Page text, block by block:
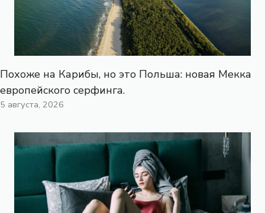
Похоже на Карибы, но это Польша: новая Мекка
европейского серфинга.
5 августа, 2026